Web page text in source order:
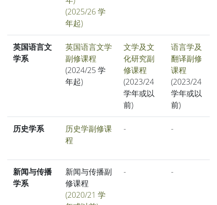
(2025/26 学
年起)
英国语言文
学系
英国语言文学
副修课程
(2024/25 学
年起)
文学及文
化研究副
修课程
(2023/24
学年或以
前)
语言学及
翻译副修
课程
(2023/24
学年或以
前)
历史学系
历史学副修课
程
- -
新闻与传播
学系
新闻与传播副
修课程
(2020/21 学
- -